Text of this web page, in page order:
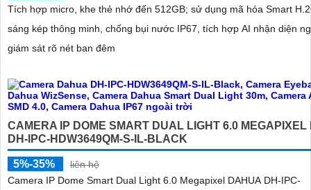
Tích hợp micro, khe thẻ nhớ đến 512GB; sử dụng mã hóa Smart
sáng kép thông minh, chống bụi nước IP67, tích hợp AI nhận diện
giám sát rõ nét ban đêm
CAMERA IP DOME SMART DUAL LIGHT 6.0 MEGAPIXEL
DH-IPC-HDW3649QM-S-IL-BLACK
5%-35%
liên hệ
Camera IP Dome Smart Dual Light 6.0 Megapixel DAHUA DH-IPC-